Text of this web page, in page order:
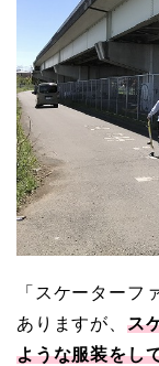
「スケーターフ
ありますが、 ス
ような服装をし